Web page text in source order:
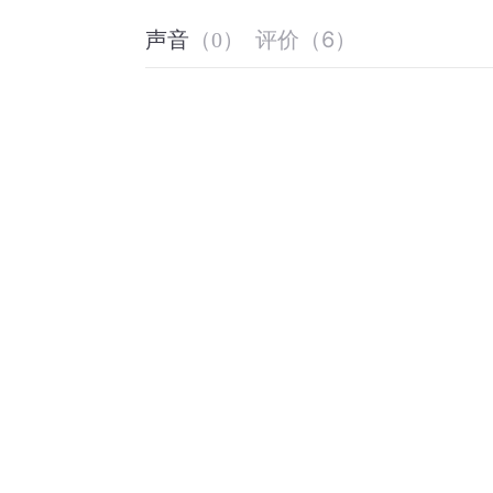
声音 （0） 评价 （6）